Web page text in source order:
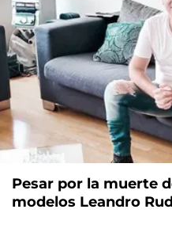
Pesar por la muerte
modelos Leandro